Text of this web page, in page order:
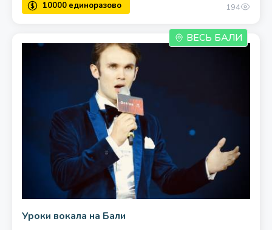
700 за шт.
194
ВЕСЬ БАЛИ
Уроки вокала на Бали